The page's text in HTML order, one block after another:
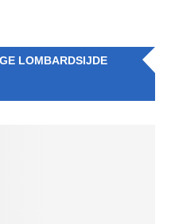
LOMBARDSIJDE